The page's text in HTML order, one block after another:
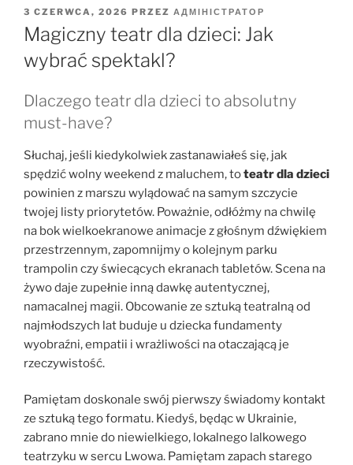
OPUBLIKOWANE
W
3 CZERWCA, 2026 PRZEZ АДМІНІСТРАТОР
Magiczny teatr dla dzieci: Jak
wybrać spektakl?
Dlaczego teatr dla dzieci to absolutny
must-have?
Słuchaj, jeśli kiedykolwiek zastanawiałeś się, jak
spędzić wolny weekend z maluchem, toteatr dla dzieci
powinien z marszu wylądować na samym szczycie
twojej listy priorytetów. Poważnie, odłóżmy na chwilę
na bok wielkoekranowe animacje z głośnym dźwiękiem
przestrzennym, zapomnijmy o kolejnym parku
trampolin czy świecących ekranach tabletów. Scena na
żywo daje zupełnie inną dawkę autentycznej,
namacalnej magii. Obcowanie ze sztuką teatralną od
najmłodszych lat buduje u dziecka fundamenty
wyobraźni, empatii i wrażliwości na otaczającą je
rzeczywistość.
Pamiętam doskonale swój pierwszy świadomy kontakt
ze sztuką tego formatu. Kiedyś, będąc w Ukrainie,
zabrano mnie do niewielkiego, lokalnego lalkowego
teatrzyku w sercu Lwowa. Pamiętam zapach starego